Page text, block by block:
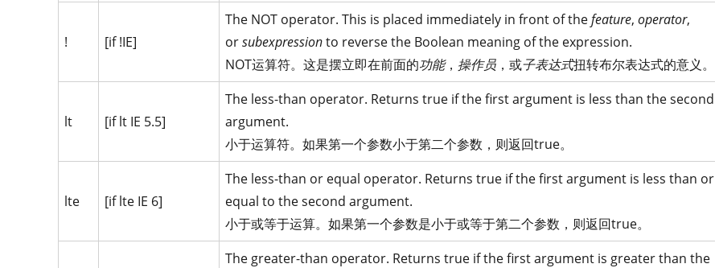
! [if !IE]
The NOT operator. This is placed immediately in front of thefeature, operator,
orsubexpressionto reverse the Boolean meaning of the expression.
NOT运算符。这是摆立即在前面的功能， 操作员 ，或子表达式扭转布尔表达式的意义。
lt [if lt IE 5.5]
The less-than operator. Returns true if the first argument is less than the second
argument.
小于运算符。如果第一个参数小于第二个参数，则返回true。
lte [if lte IE 6]
The less-than or equal operator. Returns true if the first argument is less than or
equal to the second argument.
小于或等于运算。如果第一个参数是小于或等于第二个参数，则返回true。
The greater-than operator. Returns true if the first argument is greater than the